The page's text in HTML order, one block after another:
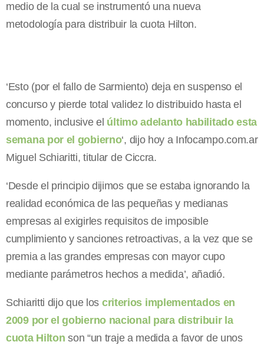
medio de la cual se instrumentó una nueva
metodología para distribuir la cuota Hilton.
‘Esto (por el fallo de Sarmiento) deja en suspenso el
concurso y pierde total validez lo distribuido hasta el
momento, inclusive el último adelanto habilitado esta
semana por el gobierno‘, dijo hoy a Infocampo.com.ar
Miguel Schiaritti, titular de Ciccra.
‘Desde el principio dijimos que se estaba ignorando la
realidad económica de las pequeñas y medianas
empresas al exigirles requisitos de imposible
cumplimiento y sanciones retroactivas, a la vez que se
premia a las grandes empresas con mayor cupo
mediante parámetros hechos a medida’, añadió.
Schiaritti dijo que los criterios implementados en
2009 por el gobierno nacional para distribuir la
cuota Hilton son “un traje a medida a favor de unos